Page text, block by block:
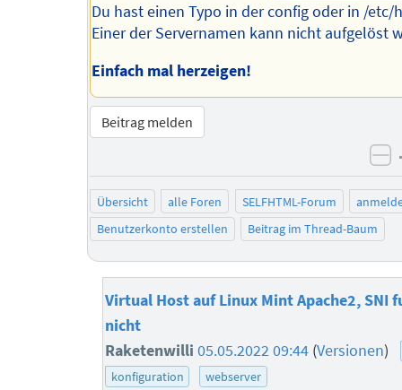
Du hast einen Typo in der config oder in /etc/
Einer der Servernamen kann nicht aufgelöst
Einfach mal herzeigen!
Beitrag melden
Übersicht alle Foren SELFHTML-Forum
Benutzerkonto erstellen
Beitrag im Thread-Baum
Virtual Host auf Linux Mint Apache2, SNI
nicht
Raketenwilli05.05.2022 09:44 (Versionen)
konfiguration webserver